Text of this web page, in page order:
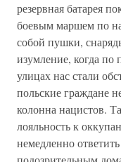
резервная батарея
боевым маршем по
собой пушки,
изумление, когда по
улицах нас стали
польские граждане
колонна нацистов.
лояльность к
немедленно